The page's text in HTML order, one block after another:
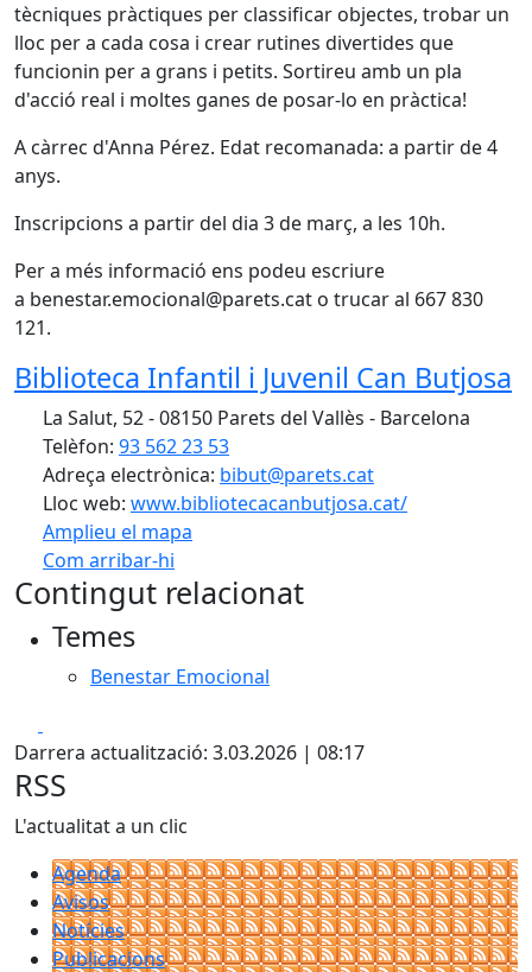
tècniques pràctiques per classificar objectes, trobar un
lloc per a cada cosa i crear rutines divertides que
funcionin per a grans i petits. Sortireu amb un pla
d'acció real i moltes ganes de posar-lo en pràctica!
A càrrec d'Anna Pérez. Edat recomanada: a partir de 4
anys.
Inscripcions a partir del dia 3 de març, a les 10h.
Per a més informació ens podeu escriure
a benestar.emocional@parets.cat o trucar al 667 830
121.
Biblioteca Infantil i Juvenil Can Butjosa
La Salut, 52 - 08150 Parets del Vallès - Barcelona
Telèfon: 93 562 23 53
Adreça electrònica: bibut@parets.cat
Lloc web: www.bibliotecacanbutjosa.cat/
Amplieu el mapa
Com arribar-hi
+
Contingut relacionat
Temes
Benestar Emocional
Darrera actualització: 3.03.2026 | 08:17
RSS
L'actualitat a un clic
Agenda
Avisos
Notícies
Publicacions